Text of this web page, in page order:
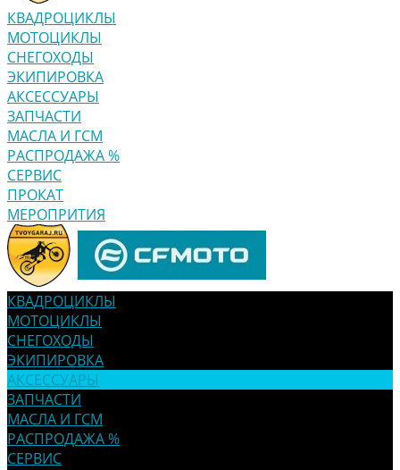
КВАДРОЦИКЛЫ
МОТОЦИКЛЫ
СНЕГОХОДЫ
ЭКИПИРОВКА
АКСЕССУАРЫ
ЗАПЧАСТИ
МАСЛА И ГСМ
РАСПРОДАЖА %
СЕРВИС
ПРОКАТ
МЕРОПРИТИЯ
КВАДРОЦИКЛЫ
МОТОЦИКЛЫ
СНЕГОХОДЫ
ЭКИПИРОВКА
АКСЕССУАРЫ
ЗАПЧАСТИ
МАСЛА И ГСМ
РАСПРОДАЖА %
СЕРВИС